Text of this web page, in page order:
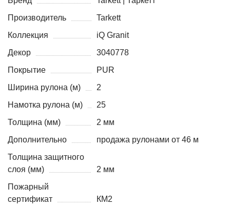
Производитель
Tarkett
Коллекция
iQ Granit
Декор
3040778
Покрытие
PUR
Ширина рулона (м)
2
Намотка рулона (м)
25
Толщина (мм)
2 мм
Дополнительно
продажа рулонами от 46 м
Толщина защитного
слоя (мм)
2 мм
Пожарный
сертификат
КМ2